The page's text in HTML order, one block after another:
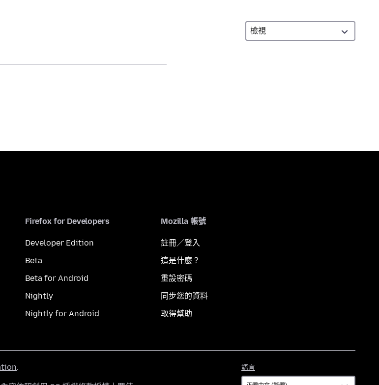
Firefox for Developers
Developer Edition
Beta
Beta for Android
Nightly
Nightly for Android
Mozilla 帳號
註冊／登入
這是什麼？
重設密碼
同步您的資料
取得幫助
語言
言
.